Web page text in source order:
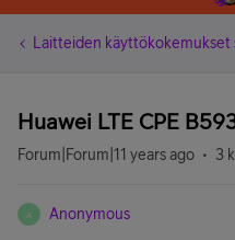
Laitteiden
Huawei LTE CPE
Forum|Forum|11 years ago 3
A Anonymous